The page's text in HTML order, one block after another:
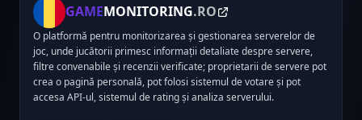
GAMEMONITORING.RO
O platformă pentru monitorizarea și gestionarea serverelor de
joc, unde jucătorii primesc informații detaliate despre servere,
filtre convenabile și recenzii verificate; proprietarii de servere pot
crea o pagină personală, pot folosi sistemul de votare și pot
accesa API-ul, sistemul de rating și analiza serverului.